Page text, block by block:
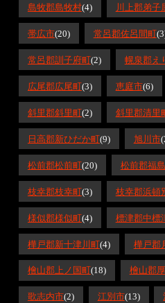
島牧郡島牧村(4) 川上郡弟子
帯広市(20) 常呂郡佐呂間町
常呂郡訓子府町(2) 幌泉郡え
広尾郡広尾町(3) 恵庭市(6)
斜里郡斜里町(2) 斜里郡清里
日高郡新ひだか町(9) 旭川市
松前郡松前町(20) 松前郡福
枝幸郡枝幸町(3) 枝幸郡浜頓
様似郡様似町(4) 標津郡中標
樺戸郡新十津川町(4) 樺戸郡
檜山郡上ノ国町(18) 檜山郡
歌志内市(2) 江別市(13)